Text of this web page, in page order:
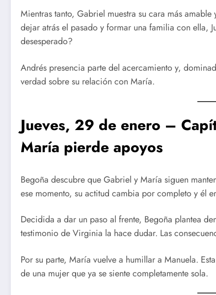
Mientras tanto, Gabriel muestra su cara más
dejar atrás el pasado y formar una familia con ella,
desesperado?
Andrés presencia parte del acercamiento y,
verdad sobre su relación con María.
Jueves, 29 de enero –
María pierde apoyos
Begoña descubre que Gabriel y María siguen
ese momento, su actitud cambia por completo y él
Decidida a dar un paso al frente, Begoña plantea
testimonio de Virginia la hace dudar. Las
Por su parte, María vuelve a humillar a Manuela.
de una mujer que ya se siente completamente sola.